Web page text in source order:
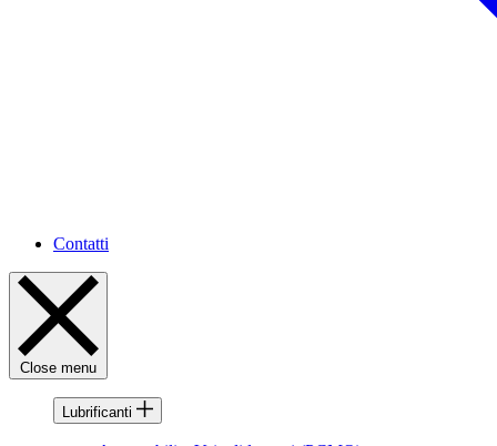
Contatti
Close menu
Lubrificanti